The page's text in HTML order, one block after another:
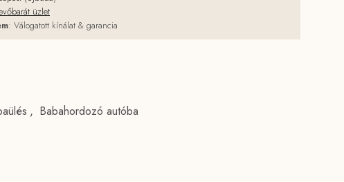
üzlet
: Válogatott kínálat & garancia
, Babahordozó autóba